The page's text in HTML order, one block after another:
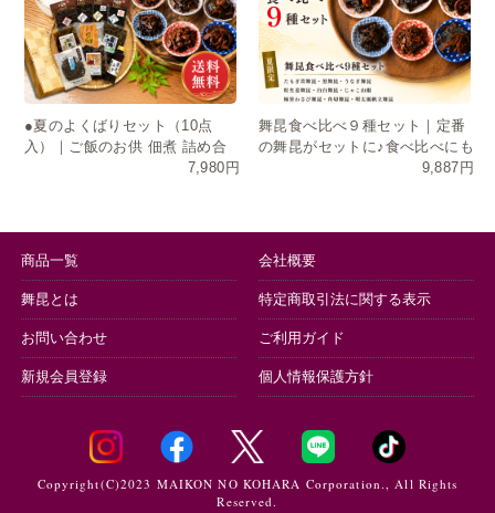
●夏のよくばりセット（10点
入）｜ご飯のお供 佃煮 詰め合
わせ お中元 ギフト 送料無料
7,980円
舞昆食べ比べ９種セット｜定番
の舞昆がセットに♪食べ比べにも
9,887円
商品一覧
舞昆とは
会社概要
特定商取引法に関する表示
お問い合わせ
新規会員登録
ご利用ガイド
個人情報保護方針
Copyright(C)2023 MAIKON NO KOHARA Corporation., All Rights
Reserved.